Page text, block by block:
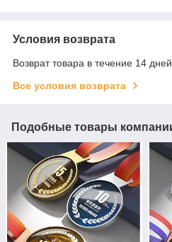
Условия возврата
Возврат товара в течение 14
Все условия возврата
Подобные товары